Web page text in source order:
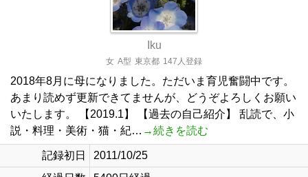
Iku
女 A型 東京都 147人登録
2018年8月に母になりました。ただいま育児奮闘中です。
あまり読めず更新できてませんが、どうぞよろしくお願い
いたします。 【2019.1】 【過去の自己紹介】 乱読で、小
説・料理・美術・猫・紀… →続きを読む
記録初日
2011/10/25